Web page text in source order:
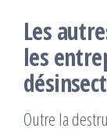
Les
les
Outre la